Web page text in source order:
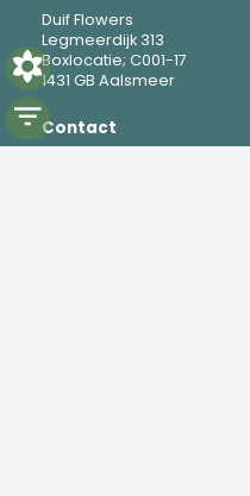
Duif Flowers
Legmeerdijk 313
Boxlocatie; C001-17
1431 GB Aalsmeer
Contact